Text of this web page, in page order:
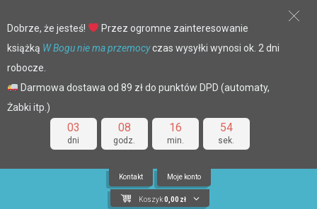
03
dni
08
godz.
16
min.
53
sek.
Dobrze, że jesteś!
Przez ogromne zainteresowanie
książką W Bogu nie ma przemocyczas wysyłki wynosi ok. 2 dni
robocze.
Darmowa dostawa od 89 zł do punktów DPD (automaty,
Żabki itp.)
Kontakt Moje konto
Koszyk 0,00 zł